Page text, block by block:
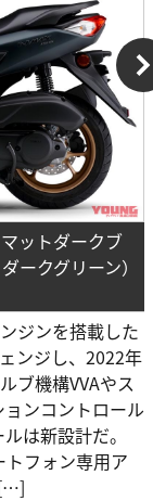
ットダークブ
ークグリーン）
ジンを搭載した
ンジし、2022年
ブ機構VVAやス
ンコントロール
は新設計だ。
フォン専用ア
[…]